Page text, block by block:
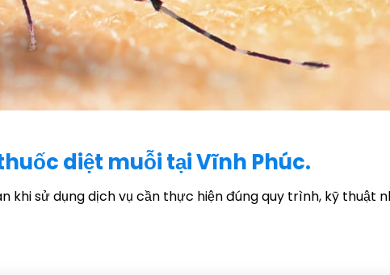
diệt muỗi tại Vĩnh Phúc.
sử dụng dịch vụ cần thực hiện đúng quy trình, kỹ thuật